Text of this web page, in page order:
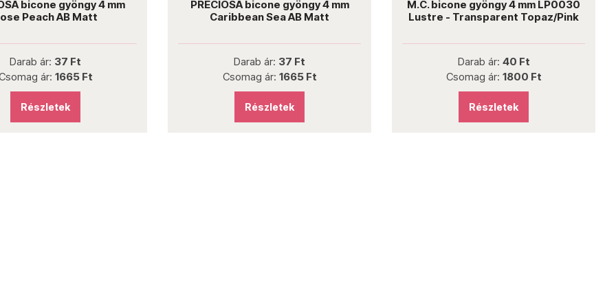
bicone gyöngy 4 mm
Peach AB Matt
Darab ár:37 Ft
ár:1665 Ft
Részletek
PRECIOSA bicone gyöngy 4 mm
Caribbean Sea AB Matt
Darab ár:37 Ft
Csomag ár:1665 Ft
Részletek
M.C. bicone gyöngy 4 mm LP0030
Lustre - Transparent Topaz/Pink
Darab ár:40 Ft
Csomag ár:1800 Ft
Részletek